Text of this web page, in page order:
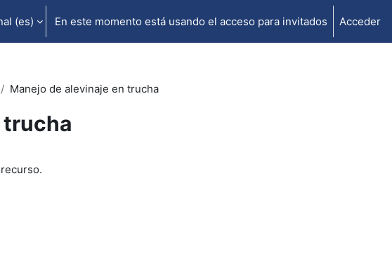
‎(es)‎ En este momento está usando el acceso para invitados Acceder
Manejo de alevinaje en trucha
trucha